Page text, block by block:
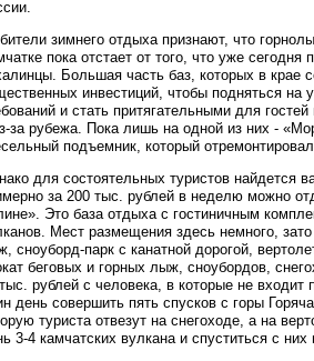
зимнего отдыха признают, что
пока отстает от того, что уже сегодня
Большая часть баз, которых в крае
инвестиций, чтобы подняться на
и стать притягательными для
за рубежа. Пока лишь на одной из них -
подъемник, который
для состоятельных туристов найдется
за 200 тыс. рублей в неделю можно
Это база отдыха с гостиничным
Мест размещения здесь немного,
сноуборд-парк с канатной дорогой,
беговых и горных лыж, сноубордов,
рублей с человека, в которые не входит
день совершить пять спусков с горы
туриста отвезут на снегоходе, а на
3-4 камчатских вулкана и спуститься с